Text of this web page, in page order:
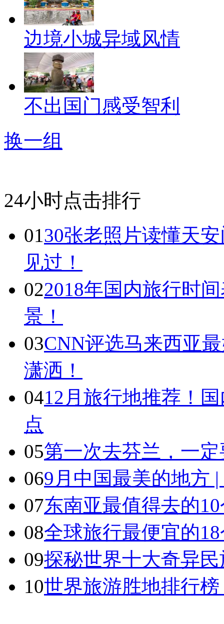
边境小城异域风情
不出国门感受智利
换一组
24小时点击排行
0130张老照片读懂天
见过！
022018年国内旅行时
景！
03CNN评选马来西亚
潇洒！
0412月旅行地推荐！
点
05第一次去芬兰，一
069月中国最美的地方
07东南亚最值得去的
08全球旅行最便宜的
09探秘世界十大奇异
10世界旅游胜地排行